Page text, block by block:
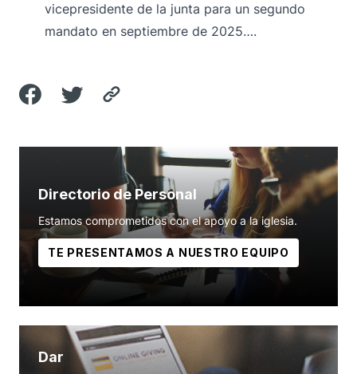
vicepresidente de la junta para un segundo
mandato en septiembre de 2025….
Directorio de Personal
Estamos comprometidos con el apoyo a la iglesia.
TE PRESENTAMOS A NUESTRO EQUIPO
Dar